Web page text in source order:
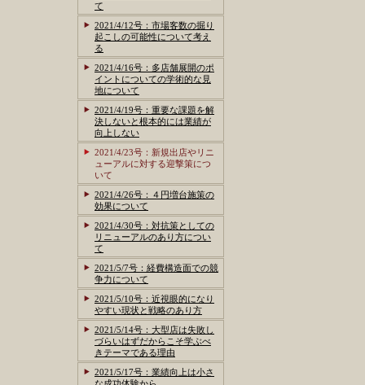
て
2021/4/12号：市場客数の掘り
起こしの可能性について考え
る
2021/4/16号：多店舗展開のポ
イントについての学術的な見
地について
2021/4/19号：重要な課題を解
決しないと根本的には業績が
向上しない
2021/4/23号：新規出店やリニ
ューアルに対する迎撃策につ
いて
2021/4/26号：４円増台施策の
効果について
2021/4/30号：対抗策としての
リニューアルのあり方につい
て
2021/5/7号：経費構造面での競
争力について
2021/5/10号：近視眼的になり
やすい現状と戦略のあり方
2021/5/14号：大型店は失敗し
づらいはずだからこそ学ぶべ
きテーマである理由
2021/5/17号：業績向上は小さ